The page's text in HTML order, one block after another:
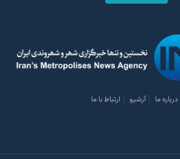
درباره ما آرشیو ارتباط با ما